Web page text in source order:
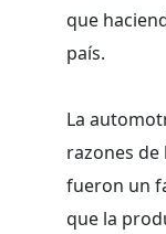
que
país.
La
razones de
fueron un
que la